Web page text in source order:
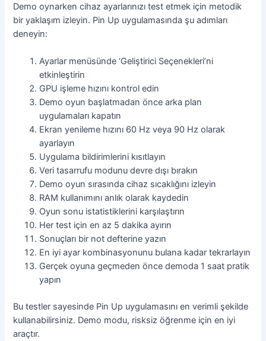
Demo oynarken cihaz ayarlarınızı test etmek için metodik
bir yaklaşım izleyin. Pin Up uygulamasında şu adımları
deneyin:
Ayarlar menüsünde ‘Geliştirici Seçenekleri’ni
etkinleştirin
GPU işleme hızını kontrol edin
Demo oyun başlatmadan önce arka plan
uygulamaları kapatın
Ekran yenileme hızını 60 Hz veya 90 Hz olarak
ayarlayın
Uygulama bildirimlerini kısıtlayın
Veri tasarrufu modunu devre dışı bırakın
Demo oyun sırasında cihaz sıcaklığını izleyin
RAM kullanımını anlık olarak kaydedin
Oyun sonu istatistiklerini karşılaştırın
Her test için en az 5 dakika ayırın
Sonuçları bir not defterine yazın
En iyi ayar kombinasyonunu bulana kadar tekrarlayın
Gerçek oyuna geçmeden önce demoda 1 saat pratik
yapın
Bu testler sayesinde Pin Up uygulamasını en verimli şekilde
kullanabilirsiniz. Demo modu, risksiz öğrenme için en iyi
araçtır.